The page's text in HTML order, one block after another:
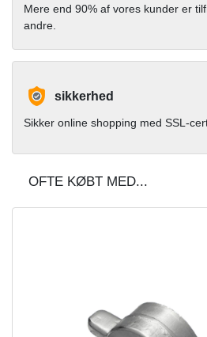
Mere end 90% af vores kunder er
andre.
sikkerhed
Sikker online shopping med SSL-
OFTE KØBT MED...